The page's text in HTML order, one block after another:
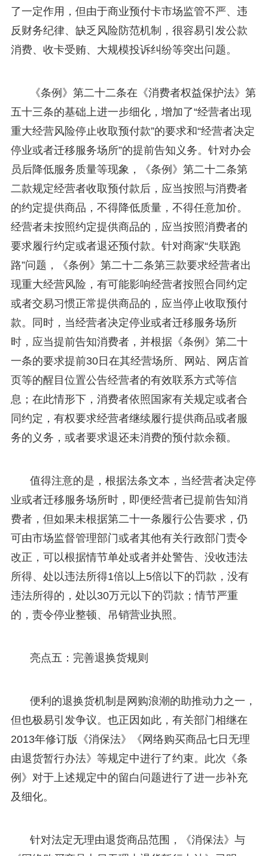
了一定作用，但由于商业预付卡市场监管不严、违
反财务纪律、缺乏风险防范机制，很容易引发公款
消费、收卡受贿、大规模投诉纠纷等突出问题。
《条例》第二十二条在《消费者权益保护法》第
五十三条的基础上进一步细化，增加了“经营者出现
重大经营风险停止收取预付款”的要求和“经营者决定
停业或者迁移服务场所”的提前告知义务。针对办会
员后降低服务质量等现象，《条例》第二十二条第
二款规定经营者收取预付款后，应当按照与消费者
的约定提供商品，不得降低质量，不得任意加价。
经营者未按照约定提供商品的，应当按照消费者的
要求履行约定或者退还预付款。针对商家“失联跑
路”问题，《条例》第二十二条第三款要求经营者出
现重大经营风险，有可能影响经营者按照合同约定
或者交易习惯正常提供商品的，应当停止收取预付
款。同时，当经营者决定停业或者迁移服务场所
时，应当提前告知消费者，并根据《条例》第二十
一条的要求提前30日在其经营场所、网站、网店首
页等的醒目位置公告经营者的有效联系方式等信
息；在此情形下，消费者依照国家有关规定或者合
同约定，有权要求经营者继续履行提供商品或者服
务的义务，或者要求退还未消费的预付款余额。
值得注意的是，根据法条文本，当经营者决定停
业或者迁移服务场所时，即便经营者已提前告知消
费者，但如果未根据第二十一条履行公告要求，仍
可由市场监督管理部门或者其他有关行政部门责令
改正，可以根据情节单处或者并处警告、没收违法
所得、处以违法所得1倍以上5倍以下的罚款，没有
违法所得的，处以30万元以下的罚款；情节严重
的，责令停业整顿、吊销营业执照。
亮点五：完善退换货规则
便利的退换货机制是网购浪潮的助推动力之一，
但也极易引发争议。也正因如此，有关部门相继在
2013年修订版《消保法》《网络购买商品七日无理
由退货暂行办法》等规定中进行了约束。此次《条
例》对于上述规定中的留白问题进行了进一步补充
及细化。
针对法定无理由退货商品范围，《消保法》与